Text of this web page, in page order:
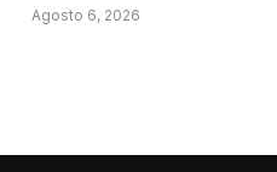
Agosto 6, 2026